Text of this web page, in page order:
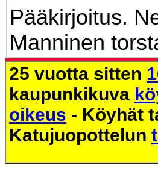
Pääkirjoitus.
Manninen
25 vuotta sitten
kaupunkikuva
oikeus - Köyhät
Katujuopottelun